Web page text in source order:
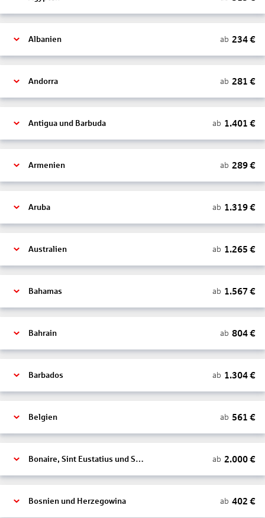
Albanien ab 234€
Andorra ab 281 €
Antigua und Barbuda ab 1.401 €
Armenien ab 289€
Aruba ab 1.319€
Australien ab 1.265 €
Bahamas ab 1.567 €
Bahrain ab 804€
Barbados ab 1.304€
Belgien ab 561 €
Bonaire, Sint Eustatius und Saba ab 2.000€
Bosnien und Herzegowina ab 402 €